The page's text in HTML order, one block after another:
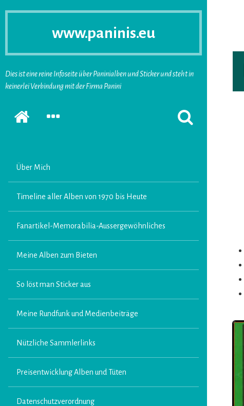
www.paninis.eu
Dies ist eine reine Infoseite über Paninialben und Sticker und steht in
keinerlei Verbindung mit der Firma Panini
Startseite
SEKUNDÄRE
SUCHFORMULAR
ERSCHEINEN
Über Mich
Timeline aller Alben von 1970 bis Heute
Fanartikel-Memorabilia-Aussergewöhnliches
Meine Alben zum Bieten
So löst man Sticker aus
Meine Rundfunk und Medienbeiträge
Nützliche Sammlerlinks
Preisentwicklung Alben und Tüten
Datenschutzverordnung